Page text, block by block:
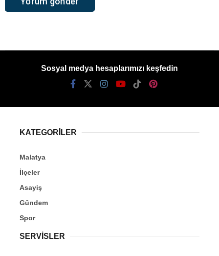
Sosyal medya hesaplarımızı keşfedin
KATEGORİLER
Malatya
İlçeler
Asayiş
Gündem
Spor
SERVİSLER